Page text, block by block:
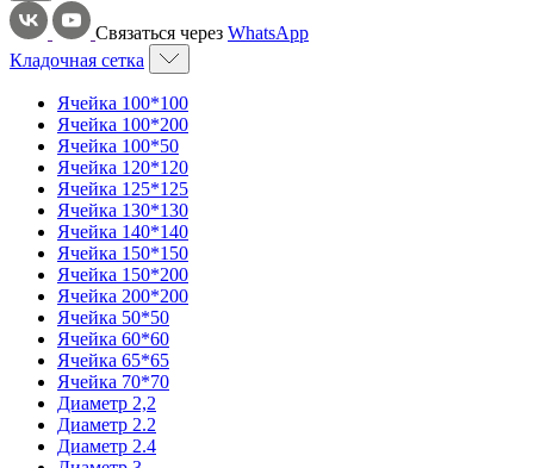
Связаться через WhatsApp
Кладочная сетка
Ячейка 100*100
Ячейка 100*200
Ячейка 100*50
Ячейка 120*120
Ячейка 125*125
Ячейка 130*130
Ячейка 140*140
Ячейка 150*150
Ячейка 150*200
Ячейка 200*200
Ячейка 50*50
Ячейка 60*60
Ячейка 65*65
Ячейка 70*70
Диаметр 2,2
Диаметр 2.2
Диаметр 2.4